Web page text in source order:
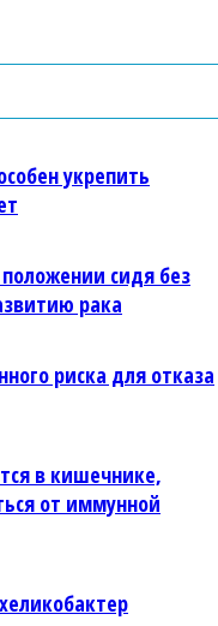
укрепить
сидя без
рака
риска для отказа
в кишечнике,
от иммунной